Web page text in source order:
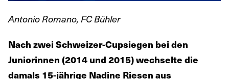
Antonio Romano, FC Bühler
Nach zwei Schweizer-Cupsiegen bei den
Juniorinnen (2014 und 2015) wechselte die
damals 15-jährige Nadine Riesen aus